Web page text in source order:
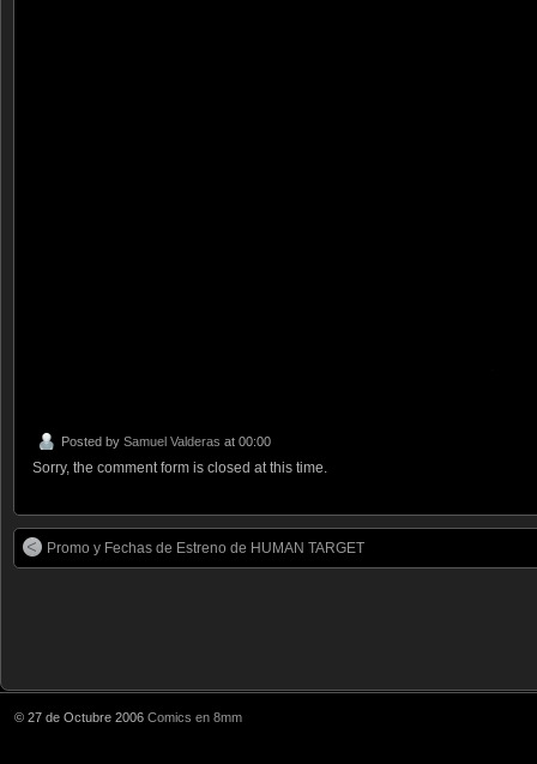
Posted by Samuel Valderas at 00:00
Sorry, the comment form is closed at this time.
Promo y Fechas de Estreno de HUMAN TARGET
© 27 de Octubre 2006 Comics en 8mm